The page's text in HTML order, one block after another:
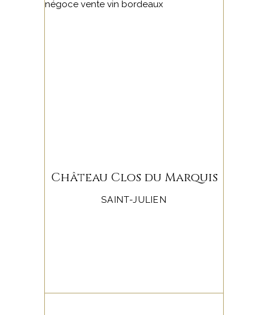
Château Clos du Marquis
SAINT-JULIEN